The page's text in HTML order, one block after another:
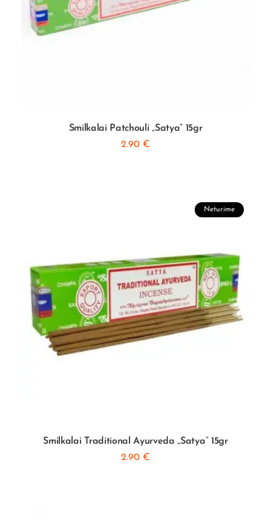
Smilkalai Patchouli „Satya” 15gr
2.90 €
Neturime
Smilkalai Traditional Ayurveda „Satya” 15gr
2.90 €